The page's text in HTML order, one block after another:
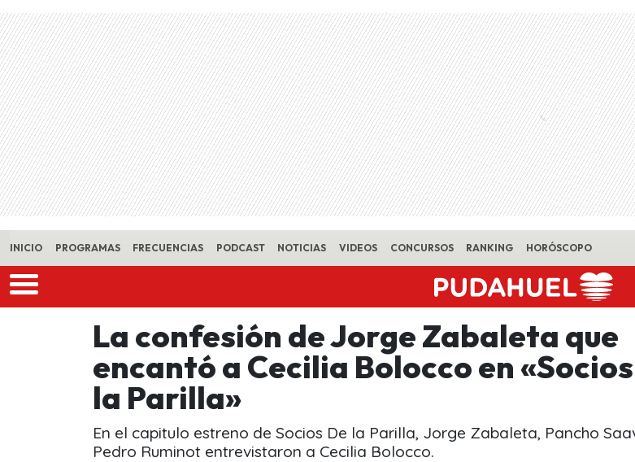
Skip to main content
INICIO PROGRAMAS FRECUENCIAS PODCAST NOTICIAS VIDEOS CONCURSOS RANKING HORÓSCOPO
La confesión de Jorge Zabaleta que
encantó a Cecilia Bolocco en
la Parilla»
En el capitulo estreno de Socios De la Parilla, Jorge Zabaleta, Pancho
Pedro Ruminot entrevistaron a Cecilia Bolocco.